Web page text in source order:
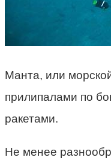
Манта, или
прилипалами по
ракетами.
Не менее